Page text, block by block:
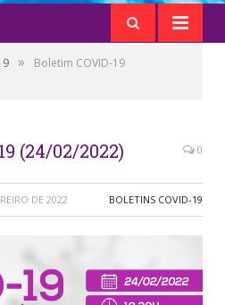
»
Boletim COVID-19
(24/02/2022) 0
DE 2022 BOLETINS COVID-19